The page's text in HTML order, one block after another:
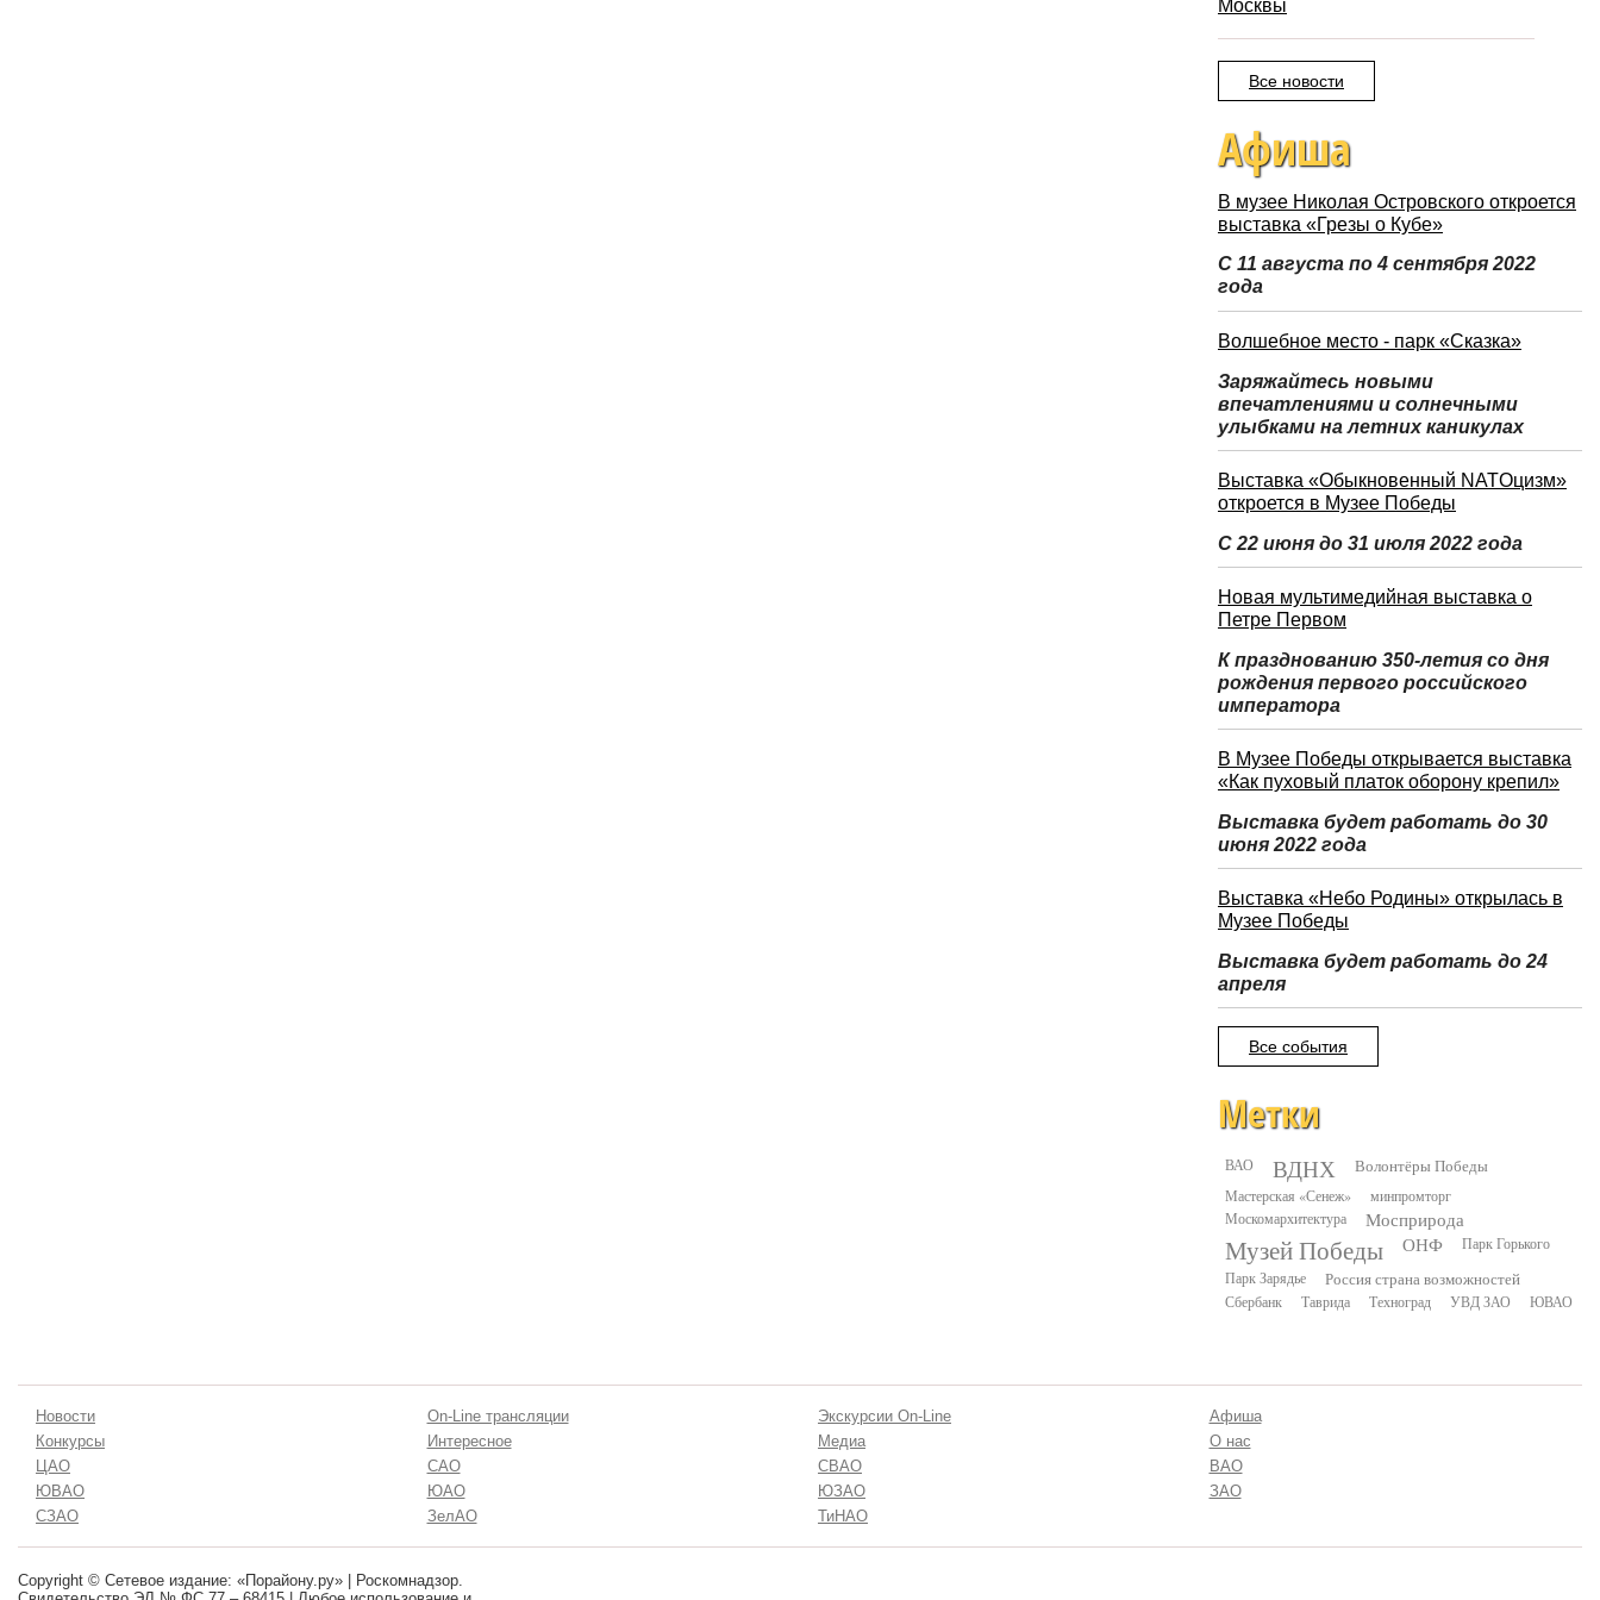
Москвы
Все новости
Афиша
В музее Николая Островского откроется
выставка «Грезы о Кубе»
С 11 августа по 4 сентября 2022
года
Волшебное место - парк «Сказка»
Заряжайтесь новыми
впечатлениями и солнечными
улыбками на летних каникулах
Выставка «Обыкновенный NATOцизм»
откроется в Музее Победы
С 22 июня до 31 июля 2022 года
Новая мультимедийная выставка о
Петре Первом
К празднованию 350-летия со дня
рождения первого российского
императора
В Музее Победы открывается выставка
«Как пуховый платок оборону крепил»
Выставка будет работать до 30
июня 2022 года
Выставка «Небо Родины» открылась в
Музее Победы
Выставка будет работать до 24
апреля
Все события
Метки
ВАО ВДНХ Волонтёры Победы
Мастерская «Сенеж»
минпромторг
Москомархитектура
Мосприрода
Музей Победы ОНФ
Парк Горького
Парк Зарядье
Россия страна возможностей
Сбербанк Таврида Техноград УВД ЗАО ЮВАО
Новости On-Line трансляции Экскурсии On-Line
Афиша
Конкурсы
Интересное Медиа
О нас
ЦАО
САО СВАО
ВАО
ЮВАО
ЮАО ЮЗАО
ЗАО
СЗАО
ЗелАО ТиНАО
Copyright © Сетевое издание: «Порайону.ру» | Роскомнадзор.